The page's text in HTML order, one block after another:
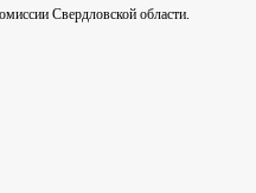
Свердловской области.